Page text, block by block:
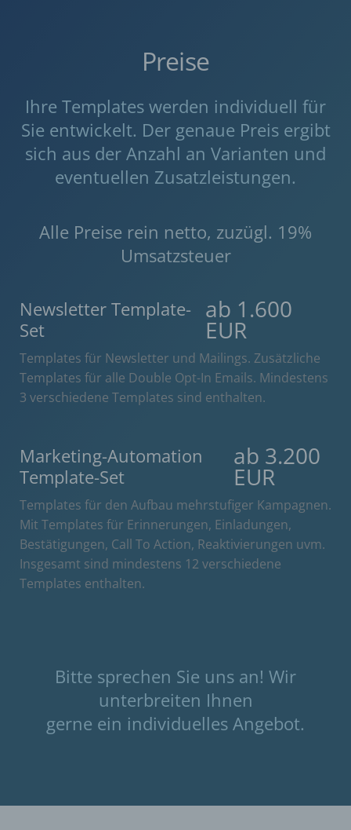
Preise
Ihre Templates werden individuell für
Sie entwickelt. Der genaue Preis ergibt
sich aus der Anzahl an Varianten und
eventuellen Zusatzleistungen.
Alle Preise rein netto, zuzügl. 19%
Umsatzsteuer
Newsletter Template-
Set
ab 1.600
EUR
Templates für Newsletter und Mailings. Zusätzliche
Templates für alle Double Opt-In Emails. Mindestens
3 verschiedene Templates sind enthalten.
Marketing-Automation
Template-Set
ab 3.200
EUR
Templates für den Aufbau mehrstufiger Kampagnen.
Mit Templates für Erinnerungen, Einladungen,
Bestätigungen, Call To Action, Reaktivierungen uvm.
Insgesamt sind mindestens 12 verschiedene
Templates enthalten.
Bitte sprechen Sie uns an! Wir
unterbreiten Ihnen
gerne ein individuelles Angebot.